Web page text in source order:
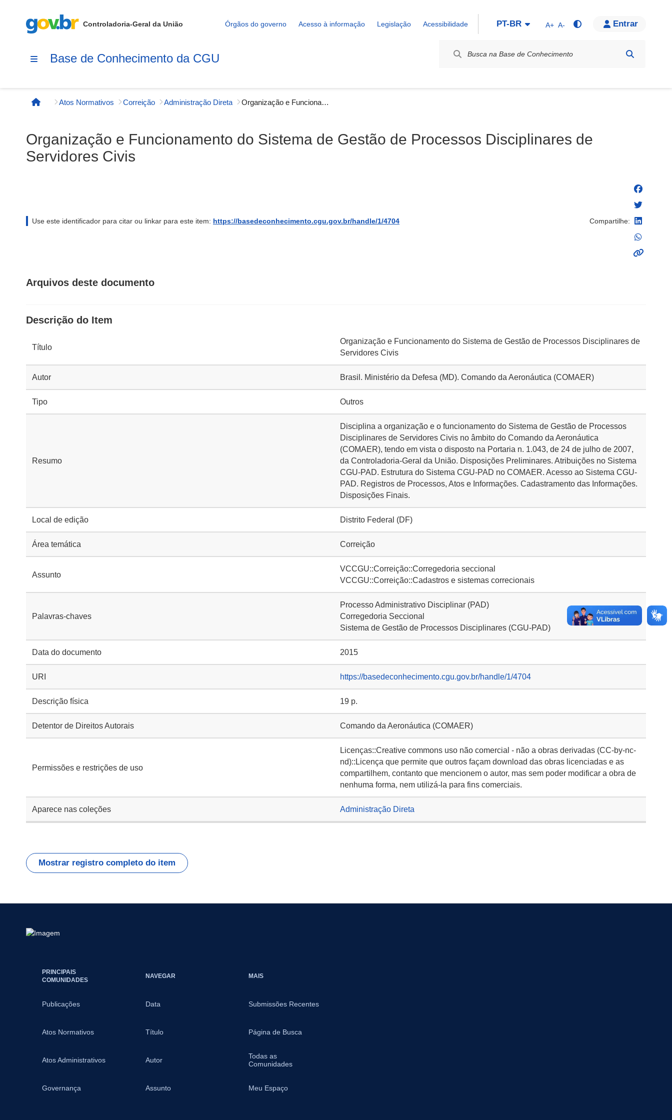
Controladoria-Geral da União Órgãos do governo Acesso à informação Legislação Acessibilidade PT-BR A+ A- Entrar
Base de Conhecimento da CGU
Página inicial
Atos Normativos Correição Administração Direta Organização e Funcionamento do Sistema de Gestão de Processos Disciplinares de Servidores Civis
Organização e Funcionamento do Sistema de Gestão de Processos Disciplinares de
Servidores Civis
Use este identificador para citar ou linkar para este item: https://basedeconhecimento.cgu.gov.br/handle/1/4704 Compartilhe:
Arquivos deste documento
Descrição do Item
Título
Organização e Funcionamento do Sistema de Gestão de Processos Disciplinares de
Servidores Civis
Autor Brasil. Ministério da Defesa (MD). Comando da Aeronáutica (COMAER)
Tipo Outros
Resumo
Disciplina a organização e o funcionamento do Sistema de Gestão de Processos
Disciplinares de Servidores Civis no âmbito do Comando da Aeronáutica
(COMAER), tendo em vista o disposto na Portaria n. 1.043, de 24 de julho de 2007,
da Controladoria-Geral da União. Disposições Preliminares. Atribuições no Sistema
CGU-PAD. Estrutura do Sistema CGU-PAD no COMAER. Acesso ao Sistema CGU-
PAD. Registros de Processos, Atos e Informações. Cadastramento das Informações.
Disposições Finais.
Local de edição Distrito Federal (DF)
Área temática Correição
Assunto
VCCGU::Correição::Corregedoria seccional
VCCGU::Correição::Cadastros e sistemas correcionais
Palavras-chaves
Processo Administrativo Disciplinar (PAD)
Corregedoria Seccional
Sistema de Gestão de Processos Disciplinares (CGU-PAD)
Data do documento 2015
URI https://basedeconhecimento.cgu.gov.br/handle/1/4704
Descrição física 19 p.
Detentor de Direitos Autorais Comando da Aeronáutica (COMAER)
Permissões e restrições de uso
Licenças::Creative commons uso não comercial - não a obras derivadas (CC-by-nc-
nd)::Licença que permite que outros façam download das obras licenciadas e as
compartilhem, contanto que mencionem o autor, mas sem poder modificar a obra de
nenhuma forma, nem utilizá-la para fins comerciais.
Aparece nas coleções Administração Direta
Mostrar registro completo do item
PRINCIPAIS
COMUNIDADES
Publicações
Atos Normativos
Atos Administrativos
Governança
NAVEGAR
Data
Título
Autor
Assunto
MAIS
Submissões Recentes
Página de Busca
Todas as
Comunidades
Meu Espaço